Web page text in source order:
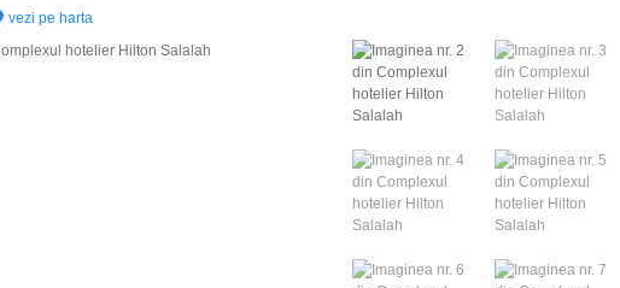
vezi pe harta